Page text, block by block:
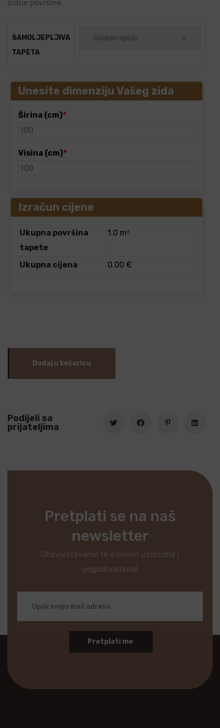
zidne površine.
SAMOLJEPLJIVA
TAPETA
Unesite dimenziju Vašeg zida
Širina (cm)*
Visina (cm)*
Izračun cijene
Ukupna površina
tapete
1.0 m²
Ukupna cijena 0.00 €
Dodaj u košaricu
Podijeli sa
prijateljima
Pretplati se na naš
newsletter
Obavještavamo te o novim uzorcima i
pogodnostima!
Pretplati me